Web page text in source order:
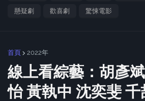
懸疑劇 歡喜劇 驚悚電影
首頁 2022年
線上看綜藝：胡彥
怡 黃執中 沈奕斐